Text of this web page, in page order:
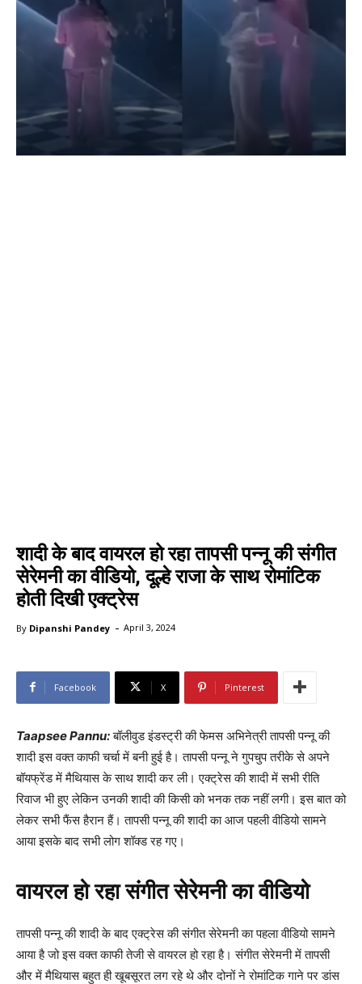
शादी के बाद वायरल हो रहा तापसी पन्नू की संगीत
सेरेमनी का वीडियो, दूल्हे राजा के साथ रोमांटिक
होती दिखी एक्ट्रेस
By Dipanshi Pandey - April 3, 2024
Facebook X Pinterest
Taapsee Pannu: बॉलीवुड इंडस्ट्री की फेमस अभिनेत्री तापसी पन्नू की
शादी इस वक्त काफी चर्चा में बनी हुई है। तापसी पन्नू ने गुपचुप तरीके से अपने
बॉयफ्रेंड में मैथियास के साथ शादी कर ली। एक्ट्रेस की शादी में सभी रीति
रिवाज भी हुए लेकिन उनकी शादी की किसी को भनक तक नहीं लगी। इस बात को
लेकर सभी फैंस हैरान हैं। तापसी पन्नू की शादी का आज पहली वीडियो सामने
आया इसके बाद सभी लोग शॉक्ड रह गए।
वायरल हो रहा संगीत सेरेमनी का वीडियो
तापसी पन्नू की शादी के बाद एक्ट्रेस की संगीत सेरेमनी का पहला वीडियो सामने
आया है जो इस वक्त काफी तेजी से वायरल हो रहा है। संगीत सेरेमनी में तापसी
और में मैथियास बहुत ही खूबसूरत लग रहे थे और दोनों ने रोमांटिक गाने पर डांस